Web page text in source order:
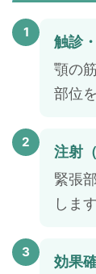
1
触診
顎の
部位
2
注射
緊張
しま
3
効果